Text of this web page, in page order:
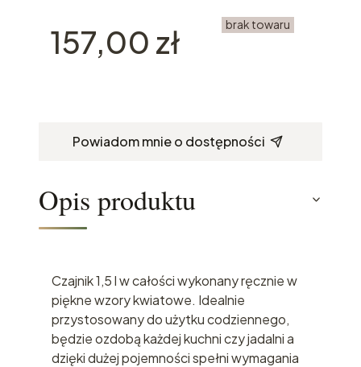
Cena
157,00 zł brak towaru
Powiadom mnie o dostępności
Opis produktu
Czajnik 1,5 l w całości wykonany ręcznie w
piękne wzory kwiatowe. Idealnie
przystosowany do użytku codziennego,
będzie ozdobą każdej kuchni czy jadalni a
dzięki dużej pojemności spełni wymagania